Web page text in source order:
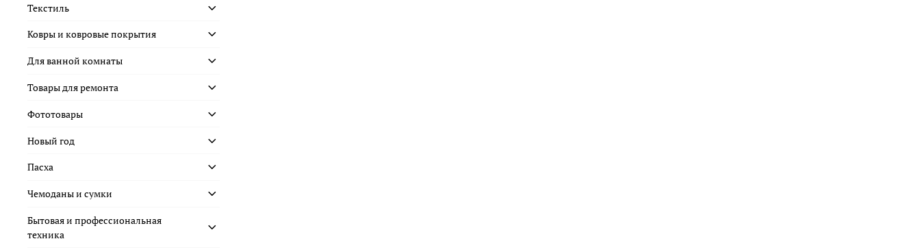
Текстиль
Ковры и ковровые покрытия
Для ванной комнаты
Товары для ремонта
Фототовары
Новый год
Пасха
Чемоданы и сумки
Бытовая и профессиональная
техника